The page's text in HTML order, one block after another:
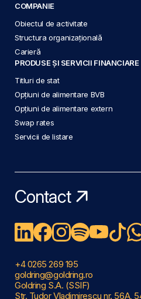
COMPANIE
Obiectul de activitate
Structura organizațională
Carieră
PRODUSE ȘI SERVICII FINANCIARE
Titluri de stat
Opțiuni de alimentare BVB
Opțiuni de alimentare extern
Swap rates
Servicii de listare
Contact
+4 0265 269 195
goldring@goldring.ro
Goldring S.A. (SSIF)
Str. Tudor Vladimirescu nr. 56A,